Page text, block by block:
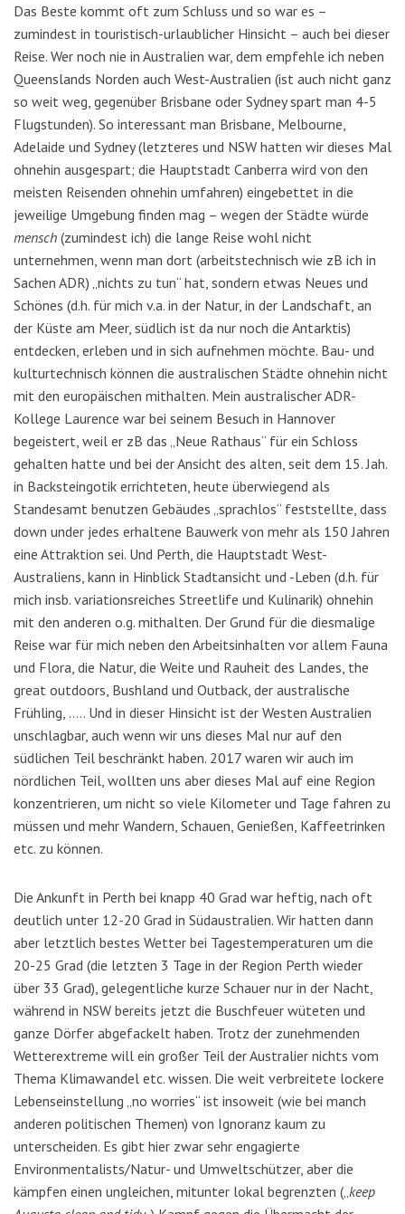
Das Beste kommt oft zum Schluss und so war es –
zumindest in touristisch-urlaublicher Hinsicht – auch bei dieser
Reise. Wer noch nie in Australien war, dem empfehle ich neben
Queenslands Norden auch West-Australien (ist auch nicht ganz
so weit weg, gegenüber Brisbane oder Sydney spart man 4-5
Flugstunden). So interessant man Brisbane, Melbourne,
Adelaide und Sydney (letzteres und NSW hatten wir dieses Mal
ohnehin ausgespart; die Hauptstadt Canberra wird von den
meisten Reisenden ohnehin umfahren) eingebettet in die
jeweilige Umgebung finden mag – wegen der Städte würde
mensch (zumindest ich) die lange Reise wohl nicht
unternehmen, wenn man dort (arbeitstechnisch wie zB ich in
Sachen ADR) „nichts zu tun“ hat, sondern etwas Neues und
Schönes (d.h. für mich v.a. in der Natur, in der Landschaft, an
der Küste am Meer, südlich ist da nur noch die Antarktis)
entdecken, erleben und in sich aufnehmen möchte. Bau- und
kulturtechnisch können die australischen Städte ohnehin nicht
mit den europäischen mithalten. Mein australischer ADR-
Kollege Laurence war bei seinem Besuch in Hannover
begeistert, weil er zB das „Neue Rathaus“ für ein Schloss
gehalten hatte und bei der Ansicht des alten, seit dem 15. Jah.
in Backsteingotik errichteten, heute überwiegend als
Standesamt benutzen Gebäudes „sprachlos“ feststellte, dass
down under jedes erhaltene Bauwerk von mehr als 150 Jahren
eine Attraktion sei. Und Perth, die Hauptstadt West-
Australiens, kann in Hinblick Stadtansicht und -Leben (d.h. für
mich insb. variationsreiches Streetlife und Kulinarik) ohnehin
mit den anderen o.g. mithalten. Der Grund für die diesmalige
Reise war für mich neben den Arbeitsinhalten vor allem Fauna
und Flora, die Natur, die Weite und Rauheit des Landes, the
great outdoors, Bushland und Outback, der australische
Frühling, ….. Und in dieser Hinsicht ist der Westen Australien
unschlagbar, auch wenn wir uns dieses Mal nur auf den
südlichen Teil beschränkt haben. 2017 waren wir auch im
nördlichen Teil, wollten uns aber dieses Mal auf eine Region
konzentrieren, um nicht so viele Kilometer und Tage fahren zu
müssen und mehr Wandern, Schauen, Genießen, Kaffeetrinken
etc. zu können.
Die Ankunft in Perth bei knapp 40 Grad war heftig, nach oft
deutlich unter 12-20 Grad in Südaustralien. Wir hatten dann
aber letztlich bestes Wetter bei Tagestemperaturen um die
20-25 Grad (die letzten 3 Tage in der Region Perth wieder
über 33 Grad), gelegentliche kurze Schauer nur in der Nacht,
während in NSW bereits jetzt die Buschfeuer wüteten und
ganze Dörfer abgefackelt haben. Trotz der zunehmenden
Wetterextreme will ein großer Teil der Australier nichts vom
Thema Klimawandel etc. wissen. Die weit verbreitete lockere
Lebenseinstellung „no worries“ ist insoweit (wie bei manch
anderen politischen Themen) von Ignoranz kaum zu
unterscheiden. Es gibt hier zwar sehr engagierte
Environmentalists/Natur- und Umweltschützer, aber die
kämpfen einen ungleichen, mitunter lokal begrenzten („ keep